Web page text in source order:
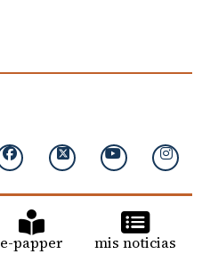
e-papper mis noticias